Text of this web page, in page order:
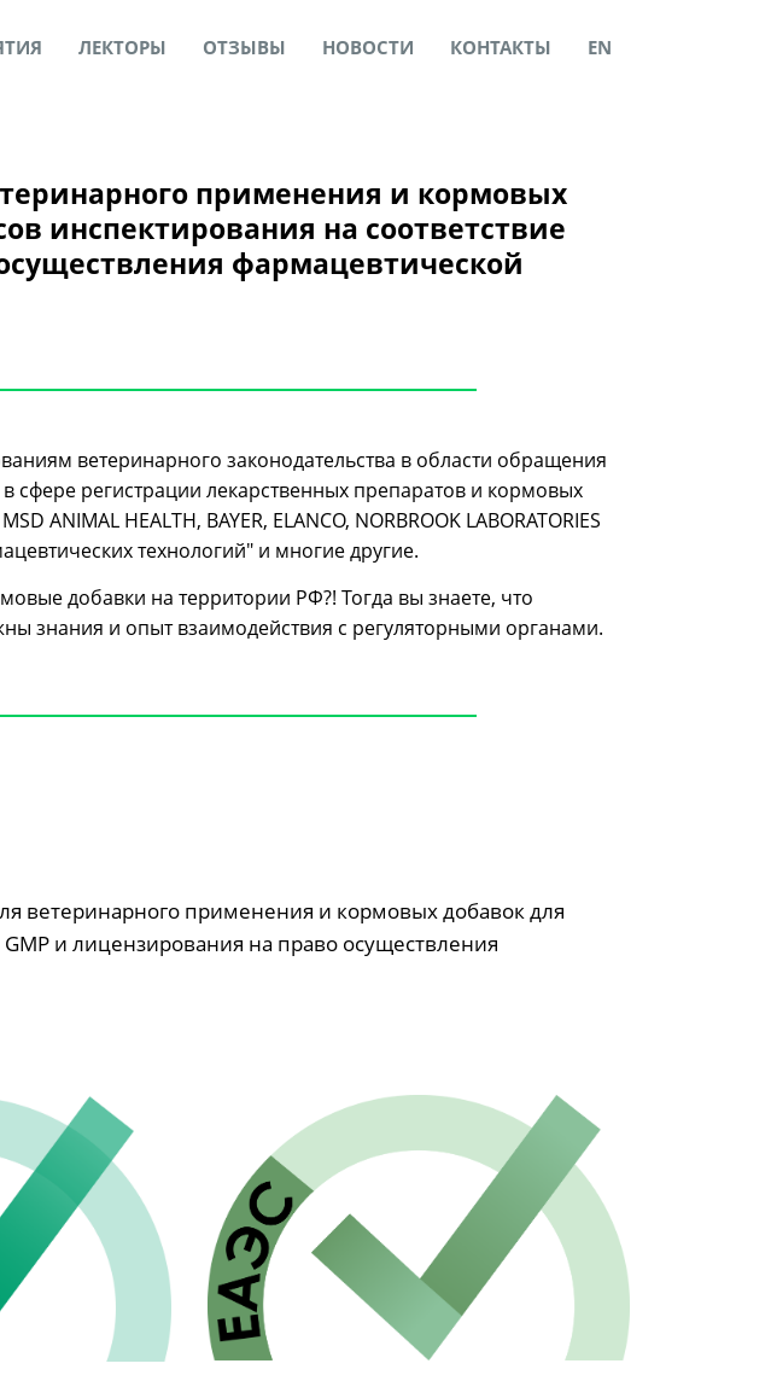
ЛЕКТОРЫ ОТЗЫВЫ НОВОСТИ КОНТАКТЫ EN
применения и кормовых
инспектирования на соответствие
фармацевтической
ветеринарного законодательства в области обращения
регистрации лекарственных препаратов и кормовых
ANIMAL HEALTH, BAYER, ELANCO, NORBROOK LABORATORIES
технологий" и многие другие.
добавки на территории РФ?! Тогда вы знаете, что
знания и опыт взаимодействия с регуляторными органами.
ветеринарного применения и кормовых добавок для
и лицензирования на право осуществления